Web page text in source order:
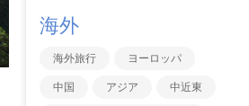
海外
海外旅行 ヨーロッパ
中国 アジア 中近東